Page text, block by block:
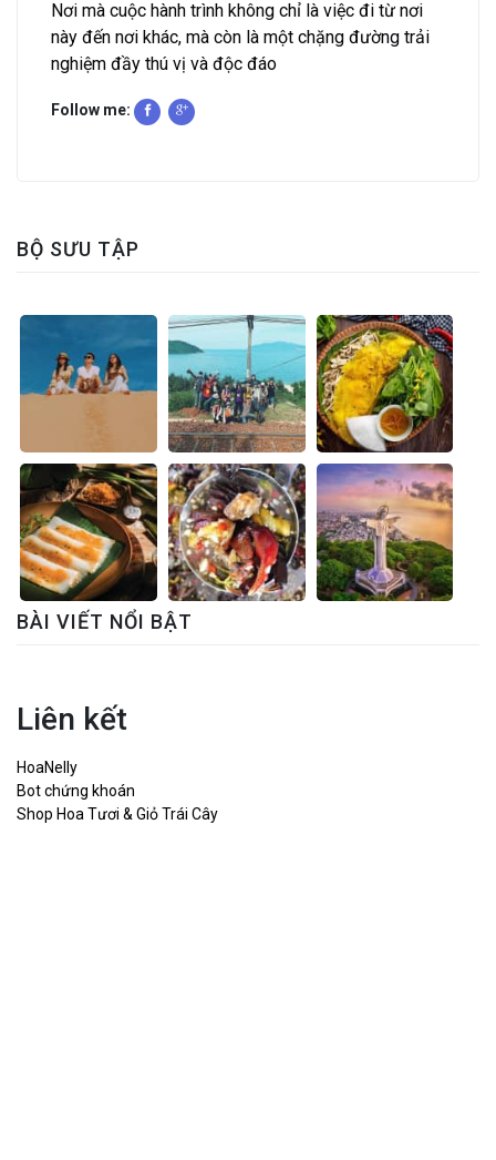
Nơi mà cuộc hành trình không chỉ là việc đi từ nơi
này đến nơi khác, mà còn là một chặng đường trải
nghiệm đầy thú vị và độc đáo
Follow me:
BỘ SƯU TẬP
BÀI VIẾT NỔI BẬT
Liên kết
HoaNelly
Bot chứng khoán
Shop Hoa Tươi & Giỏ Trái Cây